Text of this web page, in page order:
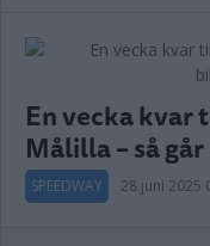
En vecka kvar
Målilla – så
SPEEDWAY 28 juni 2025